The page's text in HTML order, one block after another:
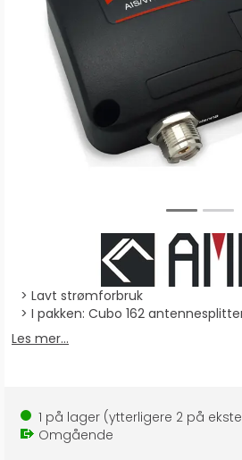
Lavt strømforbruk
I pakken: Cubo 162 antennesplitter, AIS-kabel (BNC-PL259, VHF-kabel (PL259-
Les mer...
1 på lager (ytterligere 2 på
Omgående